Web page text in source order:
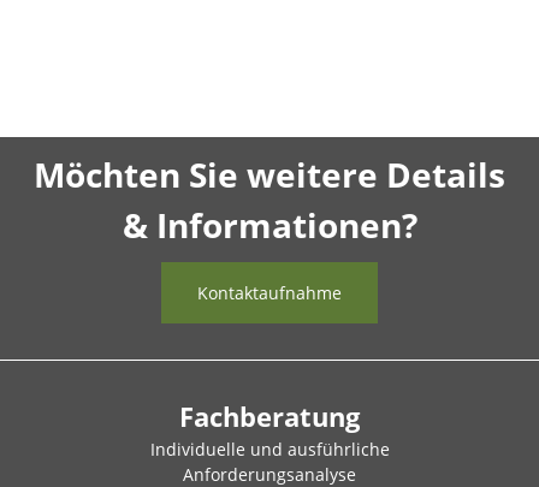
Möchten Sie weitere Details
& Informationen?
Kontaktaufnahme
Fachberatung
Individuelle und ausführliche
Anforderungsanalyse